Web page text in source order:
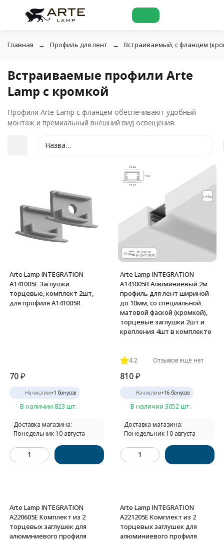
Главная Профиль для лент Встраиваемый, с фланцем
Встраиваемые профили Arte
Lamp с кромкой
Профили Arte Lamp с фланцем обеспечивают удобный
монтаж и премиальный внешний вид освещения.
Название
покупателей
Arte Lamp INTEGRATION
A141005E Заглушки
торцевые, комплект 2шт,
для профиля A141005R
70₽
Начислим+1 бонусов
В наличии 823 шт.
Доставка магазина:
Понедельник 10 августа
Arte Lamp INTEGRATION
A141005R Алюминиевый 2м
профиль для лент шириной
до 10мм, со специальной
матовой фаской (кромкой),
торцевые заглушки 2шт и
крепления 4шт в комплекте
4.2 Отзывов ещё нет
810₽
Начислим+16 бонусов
В наличии 3052 шт.
Доставка магазина:
Понедельник 10 августа
Arte Lamp INTEGRATION
A220605E Комплект из 2
торцевых заглушек для
алюминиевого профиля
Arte Lamp INTEGRATION
A221205E Комплект из 2
торцевых заглушек для
алюминиевого профиля